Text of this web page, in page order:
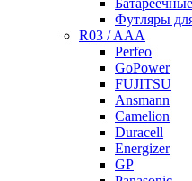
Футляры
R03 / AAA
Perfeo
GoPower
FUJITSU
Ansmann
Camelion
Duracell
Energizer
GP